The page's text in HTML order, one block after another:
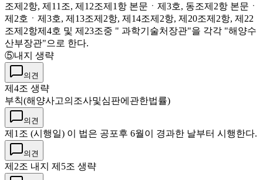
조제2항, 제11조, 제12조제1항 본문ㆍ제3호, 동조제2항 본문ㆍ
제2호ㆍ제3호, 제13조제2항, 제14조제2항, 제20조제2항, 제22
조제2항제4호 및 제23조중 " 과학기술처장관"을 각각 "해양수
산부장관"으로 한다.
⑤내지 생략
의견
제4조 생략
부칙(해양사고의조사및심판에관한법률)
의견
제1조 (시행일) 이 법은 공포후 6월이 경과한 날부터 시행한다.
의견
제2조 내지 제5조 생략